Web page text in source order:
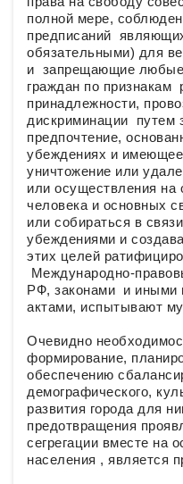
полной мере,
предписаний
обязательными) для
и запрещающие любые
граждан по признакам
принадлежности,
дискриминации путем
предпочтение,
убеждениях и
уничтожение или
или осуществления на
человека и основных
или собираться в
убеждениями и
этих целей
Международно-
РФ, законами и иными
актами, испытывают
Очевидно
формирование,
обеспечению
демографического,
развития города для
предотвращения
сегрегации вместе на
населения , является